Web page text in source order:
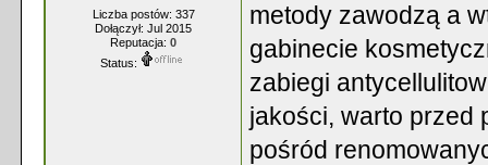
Liczba postów: 337
Dołączył: Jul 2015
Reputacja: 0
Status:
metody zawodzą a
gabinecie
zabiegi
jakości, warto przed
pośród